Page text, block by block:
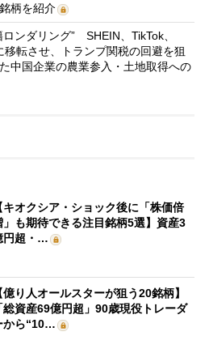
柄を紹介
ンダリング” SHEIN、TikTok、
転させ、トランプ関税の回避を狙
中国企業の農業参入・土地取得への
キオクシア・ショック後に「株価倍
」も期待できる注目銘柄5選】資産3
円超・…
億り人オールスターが狙う20銘柄】
総資産69億円超」90歳現役トレーダ
から“10…